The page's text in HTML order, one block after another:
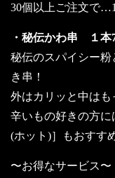
30個以上ご注文で
・秘伝かわ串 １本
秘伝のスパイシー
き串！
外はカリッと中はも
辛いもの好きの方
(ホット)］もおすす
〜お得なサービス〜